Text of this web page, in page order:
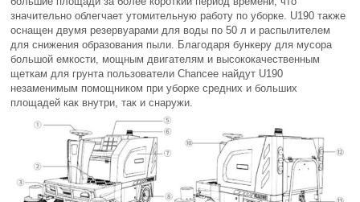
значительно облегчает утомительную работу по уборке. U190 также
оснащен двумя резервуарами для воды по 50 л и распылителем
для снижения образования пыли. Благодаря бункеру для мусора
большой емкости, мощным двигателям и высококачественным
щеткам для грунта пользователи Chancee найдут U190
незаменимым помощником при уборке средних и больших
площадей как внутри, так и снаружи.